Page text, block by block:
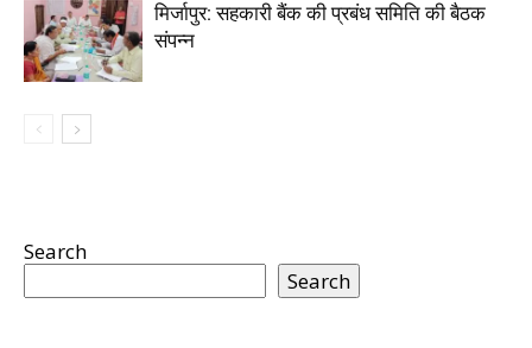
मिर्जापुर: सहकारी बैंक की प्रबंध समिति की बैठक
संपन्न
Search
Search